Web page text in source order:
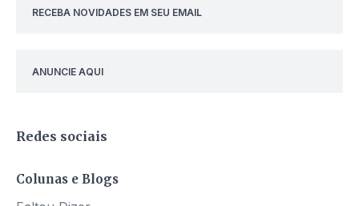
RECEBA NOVIDADES EM SEU EMAIL
ANUNCIE AQUI
Redes sociais
Colunas e Blogs